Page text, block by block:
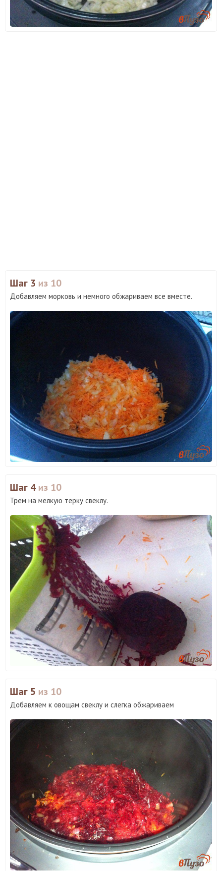
Шаг 3 из 10
Добавляем морковь и немного обжариваем все вместе.
Шаг 4из 10
Трем на мелкую терку свеклу.
Шаг 5 из 10
Добавляем к овощам свеклу и слегка обжариваем